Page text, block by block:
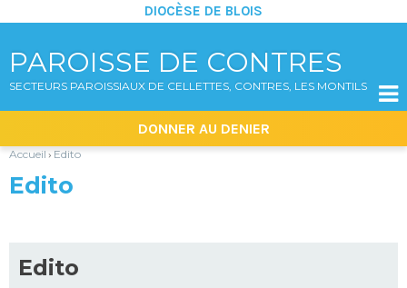
PAROISSE DE CONTRES
SECTEURS PAROISSIAUX DE CELLETTES, CONTRES, LES MONTILS
DIOCÈSE DE BLOIS
|
Aller
navigation
DONNER AU DENIER

Accueil › Edito
Edito
Edito